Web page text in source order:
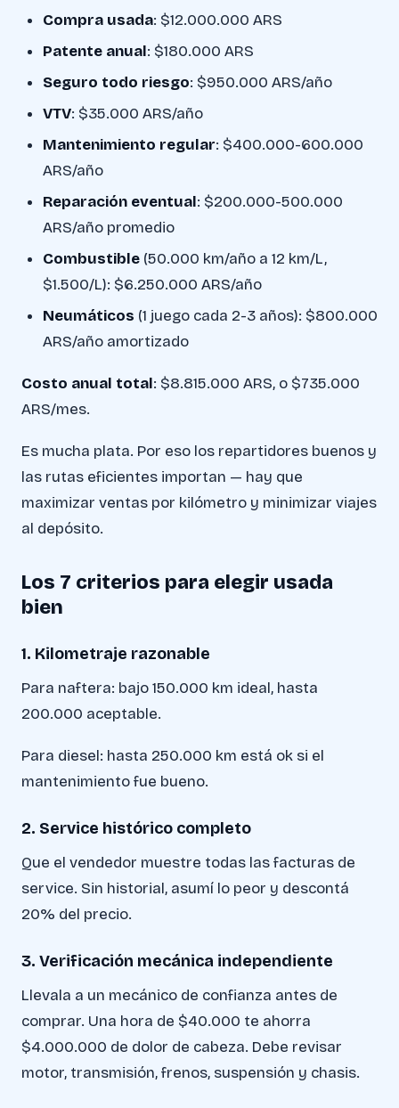
Compra usada: $12.000.000 ARS
Patente anual: $180.000 ARS
Seguro todo riesgo: $950.000 ARS/año
VTV: $35.000 ARS/año
Mantenimiento regular: $400.000-600.000
ARS/año
Reparación eventual: $200.000-500.000
ARS/año promedio
Combustible (50.000 km/año a 12 km/L,
$1.500/L): $6.250.000 ARS/año
Neumáticos (1 juego cada 2-3 años): $800.000
ARS/año amortizado
Costo anual total: $8.815.000 ARS, o $735.000
ARS/mes.
Es mucha plata. Por eso los repartidores buenos y
las rutas eficientes importan — hay que
maximizar ventas por kilómetro y minimizar viajes
al depósito.
Los 7 criterios para elegir usada
bien
1. Kilometraje razonable
Para naftera: bajo 150.000 km ideal, hasta
200.000 aceptable.
Para diesel: hasta 250.000 km está ok si el
mantenimiento fue bueno.
2. Service histórico completo
Que el vendedor muestre todas las facturas de
service. Sin historial, asumí lo peor y descontá
20% del precio.
3. Verificación mecánica independiente
Llevala a un mecánico de confianza antes de
comprar. Una hora de $40.000 te ahorra
$4.000.000 de dolor de cabeza. Debe revisar
motor, transmisión, frenos, suspensión y chasis.